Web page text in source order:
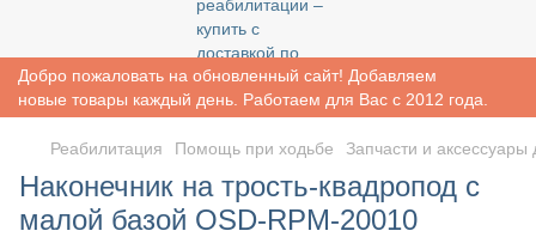
Добро пожаловать на обновленный сайт! Добавляем
новые товары каждый день. Работаем для Вас с 2012 года.
Реабилитация Помощь при ходьбе Запчасти и аксессуары
Наконечник на трость-квадропод с
малой базой OSD-RPM-20010